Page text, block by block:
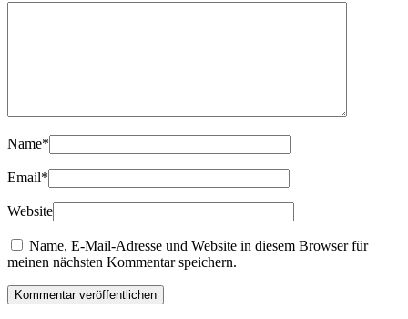
Name*
Email*
Website
Name, E-Mail-Adresse und Website in diesem Browser für
meinen nächsten Kommentar speichern.